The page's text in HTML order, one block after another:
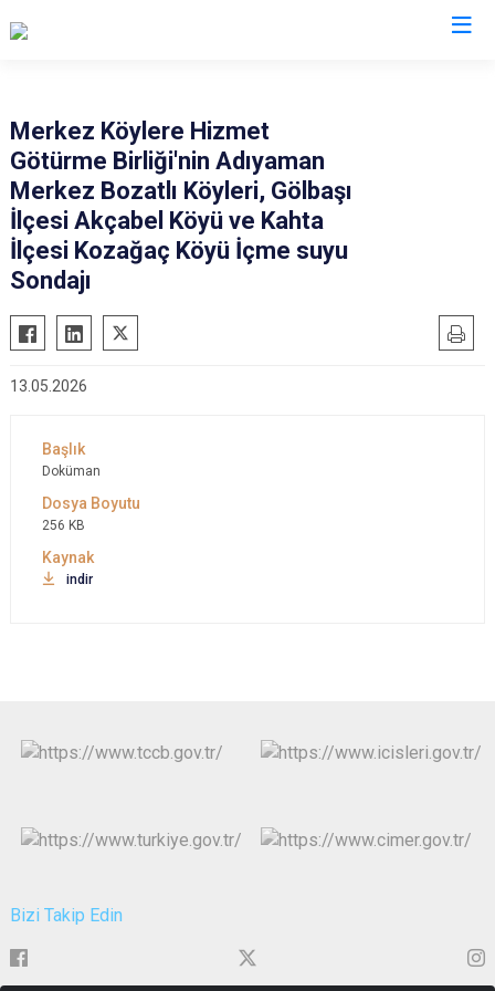
Merkez Köylere Hizmet
Götürme Birliği'nin Adıyaman
Merkez Bozatlı Köyleri, Gölbaşı
İlçesi Akçabel Köyü ve Kahta
İlçesi Kozağaç Köyü İçme suyu
Sondajı
13.05.2026
Doküman
256 KB
indir
Bizi Takip Edin